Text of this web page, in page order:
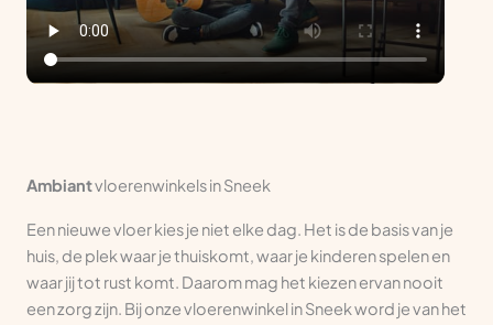
Ambiantvloerenwinkels in Sneek
Een nieuwe vloer kies je niet elke dag. Het is de basis van je
huis, de plek waar je thuiskomt, waar je kinderen spelen en
waar jij tot rust komt. Daarom mag het kiezen ervan nooit
een zorg zijn. Bij onze vloerenwinkel in Sneek word je van het